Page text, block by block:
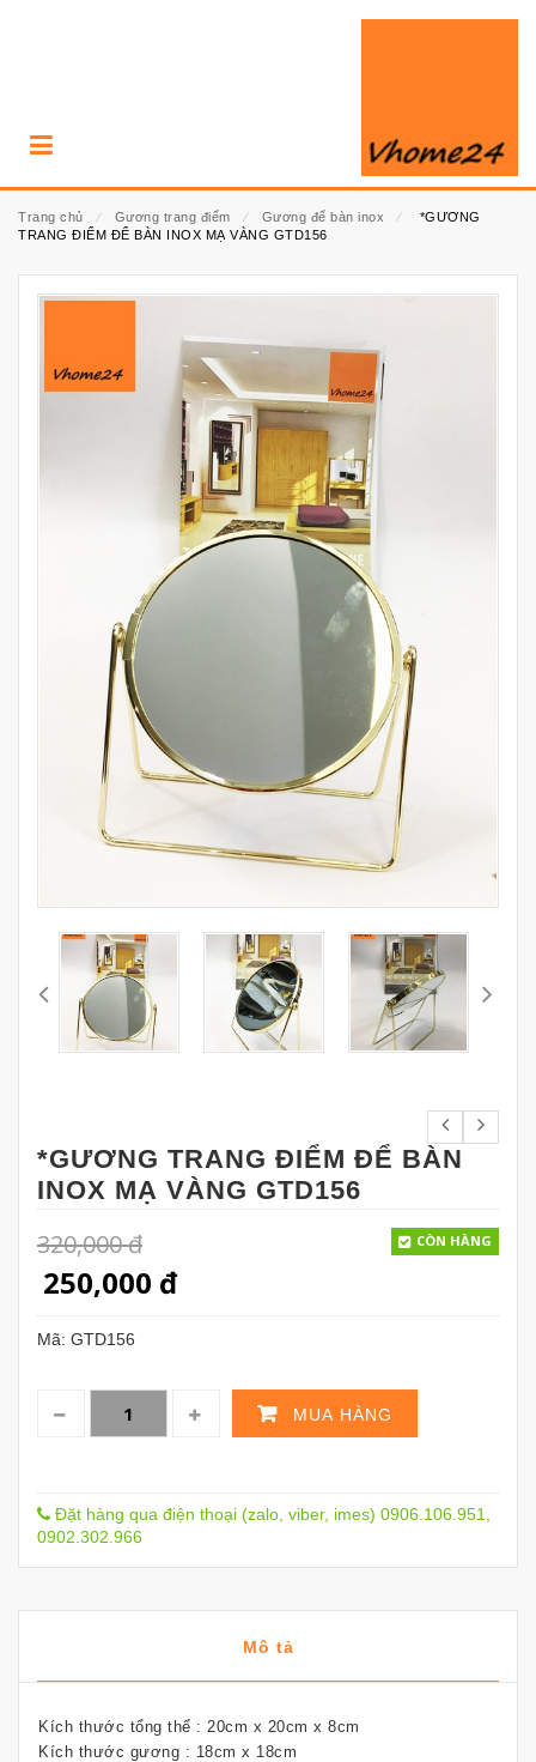
Trang chủ ⁄ Gương trang điểm ⁄ Gương để bàn inox ⁄
*GƯƠNG
TRANG ĐIỂM ĐỂ BÀN INOX MẠ VÀNG GTD156
*GƯƠNG TRANG ĐIỂM ĐỂ BÀN
INOX MẠ VÀNG GTD156
320,000đ
250,000 đ
CÒN HÀNG
Mã: GTD156
MUA HÀNG
Đặt hàng qua điện thoại (zalo, viber, imes) 0906.106.951,
0902.302.966
Mô tả
Kích thước tổng thể : 20cm x 20cm x 8cm
Kích thước gương : 18cm x 18cm